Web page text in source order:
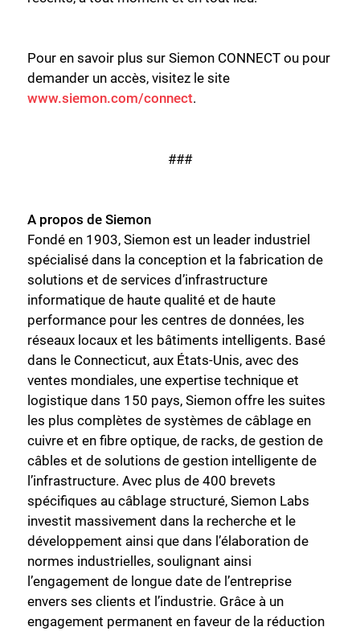
Pour en savoir plus sur Siemon CONNECT ou pour
demander un accès, visitez le site
www.siemon.com/connect.
###
A propos de Siemon
Fondé en 1903, Siemon est un leader industriel
spécialisé dans la conception et la fabrication de
solutions et de services d’infrastructure
informatique de haute qualité et de haute
performance pour les centres de données, les
réseaux locaux et les bâtiments intelligents. Basé
dans le Connecticut, aux États-Unis, avec des
ventes mondiales, une expertise technique et
logistique dans 150 pays, Siemon offre les suites
les plus complètes de systèmes de câblage en
cuivre et en fibre optique, de racks, de gestion de
câbles et de solutions de gestion intelligente de
l’infrastructure. Avec plus de 400 brevets
spécifiques au câblage structuré, Siemon Labs
investit massivement dans la recherche et le
développement ainsi que dans l’élaboration de
normes industrielles, soulignant ainsi
l’engagement de longue date de l’entreprise
envers ses clients et l’industrie. Grâce à un
engagement permanent en faveur de la réduction